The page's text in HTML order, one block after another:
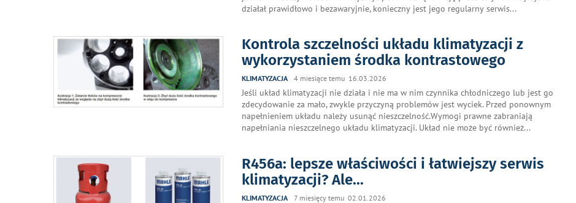
działał prawidłowo i bezawaryjnie, konieczny jest jego regularny serwis...
Kontrola szczelności układu klimatyzacji z
wykorzystaniem środka kontrastowego
KLIMATYZACJA 4 miesiące temu 16.03.2026
Jeśli układ klimatyzacji nie działa i nie ma w nim czynnika chłodniczego lub jest go
zdecydowanie za mało, zwykle przyczyną problemów jest wyciek. Przed ponownym
napełnieniem układu należy usunąć nieszczelność.Wymogi prawne zabraniają
napełniania nieszczelnego układu klimatyzacji. Układ nie może być również...
R456a: lepsze właściwości i łatwiejszy serwis
klimatyzacji? Ale...
KLIMATYZACJA 7 miesięcy temu 02.01.2026